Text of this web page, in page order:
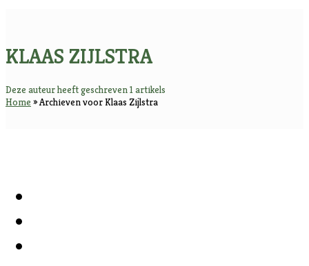
KLAAS ZIJLSTRA
Deze auteur heeft geschreven 1 artikels
Home »Archieven voor Klaas Zijlstra